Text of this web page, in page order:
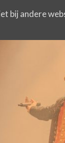
bij andere